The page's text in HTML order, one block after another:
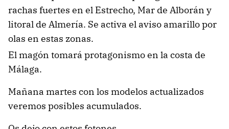
rachas fuertes en el Estrecho, Mar de Alborán y
litoral de Almería. Se activa el aviso amarillo por
olas en estas zonas.
El magón tomará protagonismo en la costa de
Málaga.
Mañana martes con los modelos actualizados
veremos posibles acumulados.